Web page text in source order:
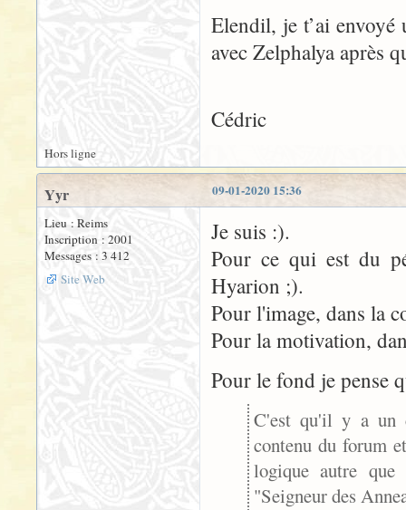
Elendil, je t’ai
avec Zelphalya après
Cédric
Hors ligne
09-01-2020 15:36
Yyr
Lieu : Reims
Inscription : 2001
Messages : 3 412
Site Web
Je suis :).
Pour ce qui est du
Hyarion ;).
Pour l'image, dans la
Pour la motivation,
Pour le fond je pense
C'est qu'il y a un
contenu du forum
logique autre
"Seigneur des